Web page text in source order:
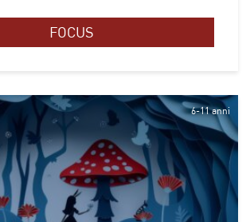
FOCUS
6-11 anni